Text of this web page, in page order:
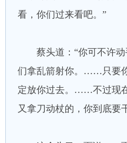
看，你们过来看吧。”
蔡头道：“你可不许动
们拿乱箭射你。……只要
定放你过去。……不过现
又拿刀动杖的，你到底要